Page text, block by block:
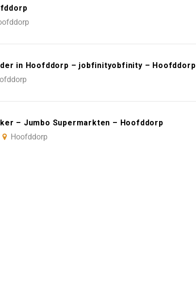
in Hoofddorp – jobfinityobfinity – Hoofddorp
– Jumbo Supermarkten – Hoofddorp
Hoofddorp